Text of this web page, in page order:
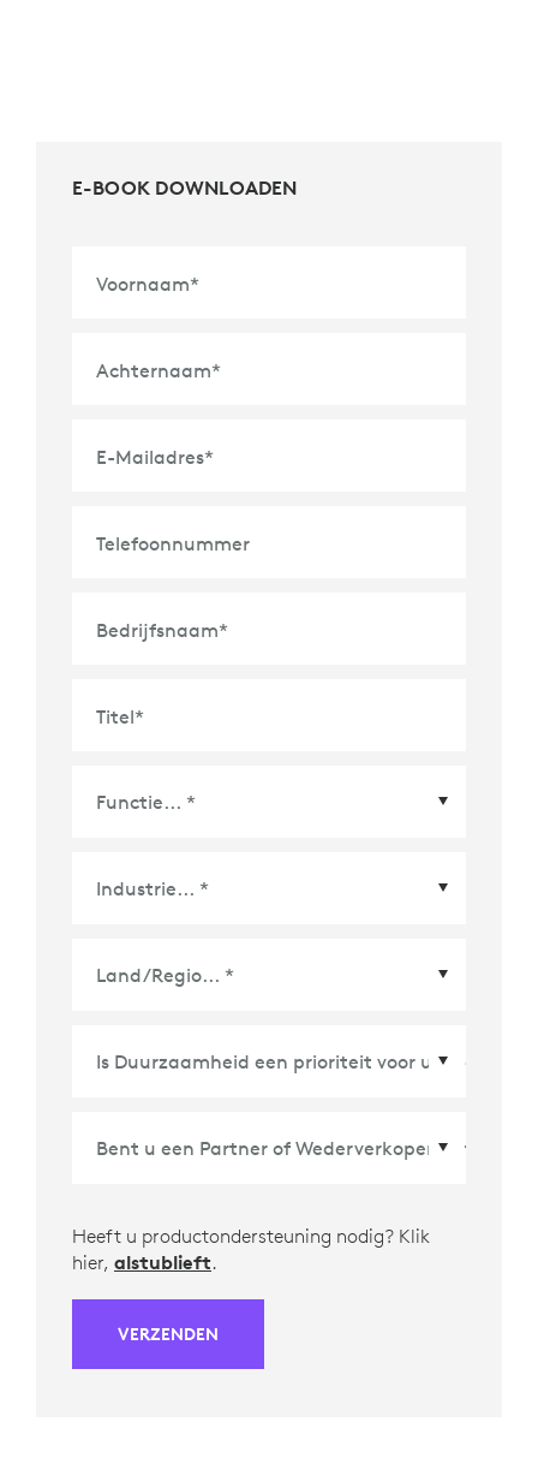
E-BOOK DOWNLOADEN
Voornaam*
Achternaam*
E-Mailadres*
Telefoonnummer
Bedrijfsnaam*
Titel*
Heeft u productondersteuning nodig? Klik
hier, alstublieft.
VERZENDEN